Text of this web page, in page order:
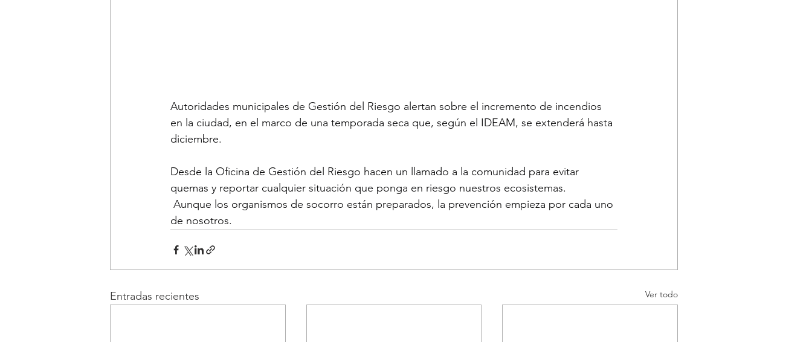
Autoridades municipales de Gestión del Riesgo alertan sobre el incremento de incendios
en la ciudad, en el marco de una temporada seca que, según el IDEAM, se extenderá hasta
diciembre.
Desde la Oficina de Gestión del Riesgo hacen un llamado a la comunidad para evitar
quemas y reportar cualquier situación que ponga en riesgo nuestros ecosistemas.
Aunque los organismos de socorro están preparados, la prevención empieza por cada uno
de nosotros.
Entradas recientes Ver todo